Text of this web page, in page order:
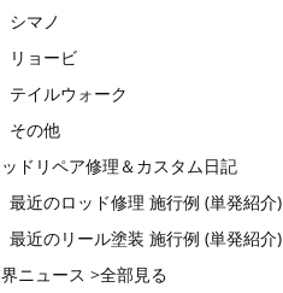
シマノ
リョービ
テイルウォーク
その他
ドリペア修理＆カスタム日記
最近のロッド修理 施行例 (単発紹介)
最近のリール塗装 施行例 (単発紹介)
ニュース >全部見る